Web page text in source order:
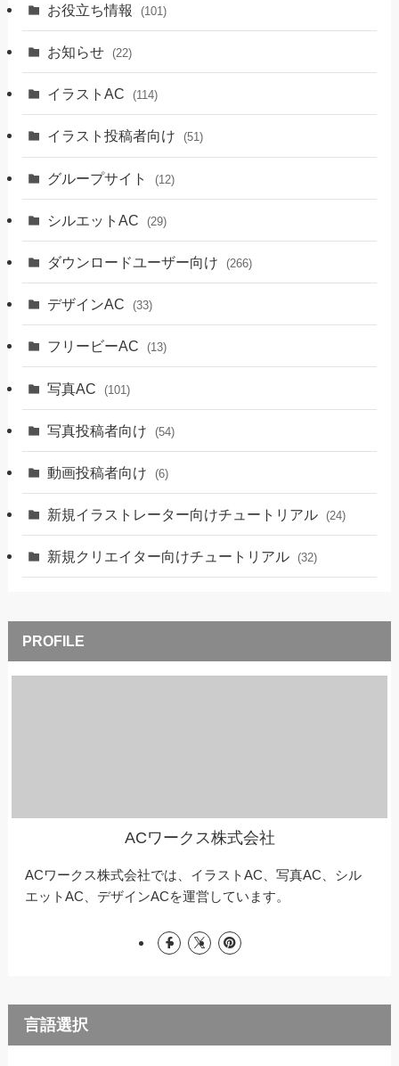
お役立ち情報 (101)
お知らせ (22)
イラストAC (114)
イラスト投稿者向け (51)
グループサイト (12)
シルエットAC (29)
ダウンロードユーザー向け (266)
デザインAC (33)
フリービーAC (13)
写真AC (101)
写真投稿者向け (54)
動画投稿者向け (6)
新規イラストレーター向けチュートリアル (24)
新規クリエイター向けチュートリアル (32)
ACワークス株式会社
ACワークス株式会社では、イラストAC、写真AC、シル
エットAC、デザインACを運営しています。
言語選択